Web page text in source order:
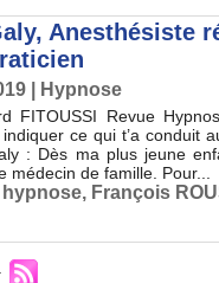
Anesthésiste
Hypnose
FITOUSSI Revue
ce qui t’a conduit
: Dès ma plus jeune
de famille. Pour...
, François